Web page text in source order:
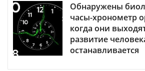
Обнаружены
часы-хронометр
когда они
развитие
останавливается